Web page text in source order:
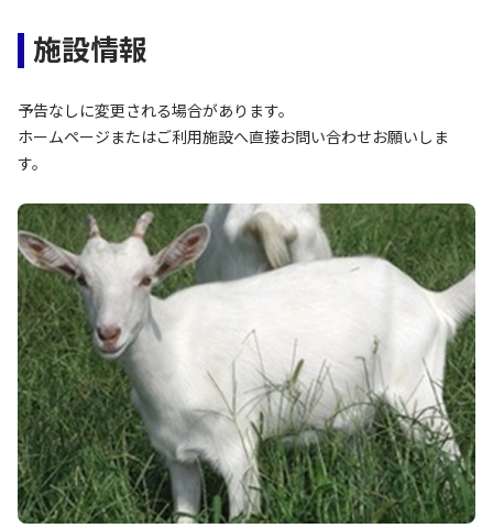
施設情報
予告なしに変更される場合があります。
ホームページまたはご利用施設へ直接お問い合わせお願いしま
す。